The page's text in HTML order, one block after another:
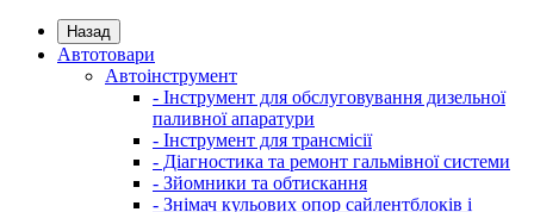
Назад
Автотовари
Автоінструмент
- Інструмент для обслуговування дизельної
паливної апаратури
- Інструмент для трансмісії
- Діагностика та ремонт гальмівної системи
- Зйомники та обтискання
- Знімач кульових опор сайлентблоків і